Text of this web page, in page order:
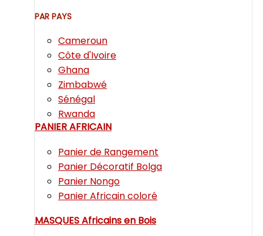
PAR PAYS
Cameroun
Côte d'Ivoire
Ghana
Zimbabwé
Sénégal
Rwanda
PANIER AFRICAIN
Panier de Rangement
Panier Décoratif Bolga
Panier Nongo
Panier Africain coloré
MASQUES Africains en Bois